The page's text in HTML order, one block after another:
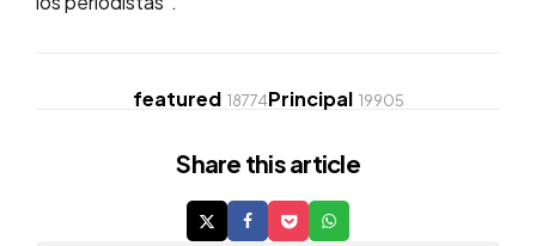
featured 18774Principal 19905
Share this article